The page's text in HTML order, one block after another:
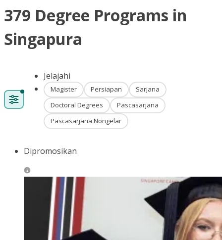
379 Degree Programs in
Singapura
Jelajahi
Magister Persiapan
Sarjana
Doctoral Degrees
Pascasarjana
Pascasarjana Nongelar
Dipromosikan